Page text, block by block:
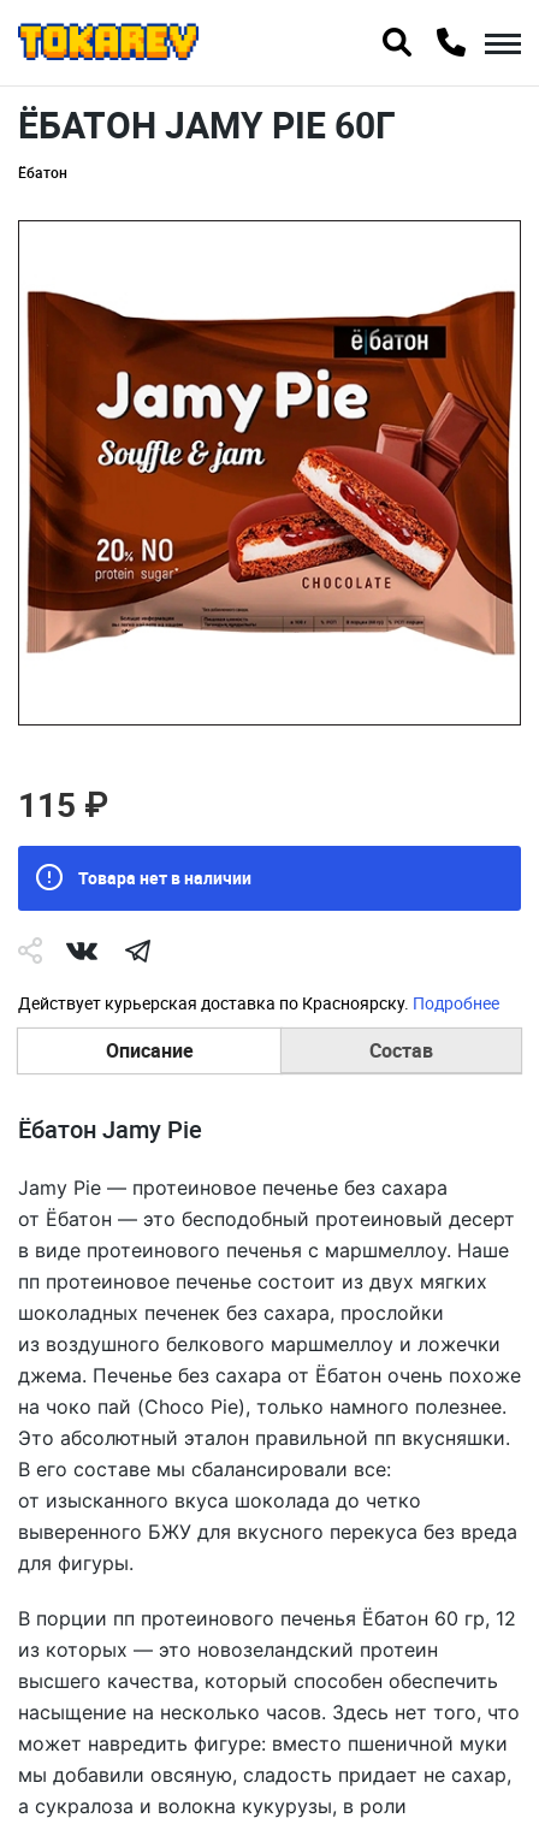
ЁБАТОН JAMY PIE 60Г
Ёбатон
115 ₽
Товара нет в наличии
Действует курьерская доставка по Красноярску. Подробнее
Описание Состав
Ёбатон Jamy Pie
Jаmy Pie — протеиновое печенье без сахара
от Ёбатон — это бесподобный протеиновый десерт
в виде протеинового печенья с маршмеллоу. Наше
пп протеиновое печенье состоит из двух мягких
шоколадных печенек без сахара, прослойки
из воздушного белкового маршмеллоу и ложечки
джема. Печенье без сахара от Ёбатон очень похоже
на чоко пай (Choco Pie), только намного полезнее.
Это абсолютный эталон правильной пп вкусняшки.
В его составе мы сбалансировали все:
от изысканного вкуса шоколада до четко
выверенного БЖУ для вкусного перекуса без вреда
для фигуры.
В порции пп протеинового печенья Ёбатон 60 гр, 12
из которых — это новозеландский протеин
высшего качества, который способен обеспечить
насыщение на несколько часов. Здесь нет того, что
может навредить фигуре: вместо пшеничной муки
мы добавили овсяную, сладость придает не сахар,
а сукралоза и волокна кукурузы, в роли